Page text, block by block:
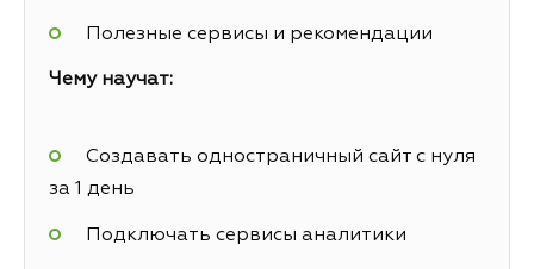
Полезные сервисы и рекомендации
Чему научат:
Создавать одностраничный сайт с нуля
за 1 день
Подключать сервисы аналитики